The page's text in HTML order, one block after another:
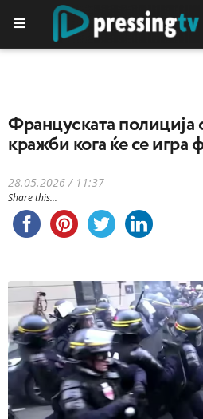
Француската полиција
кражби кога ќе се
28.05.2026 / 11:37
Share this...